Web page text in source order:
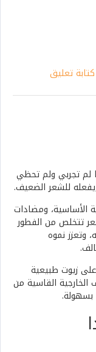
كتابة تعليق
لم تجربي ولم تحظي
يفعله للشعر الضعيف.
الأساسية، ومضادات
تتخلص من الفطور
وتعزز نموه
زيوت طبيعية
القاسية من
بسهولة.